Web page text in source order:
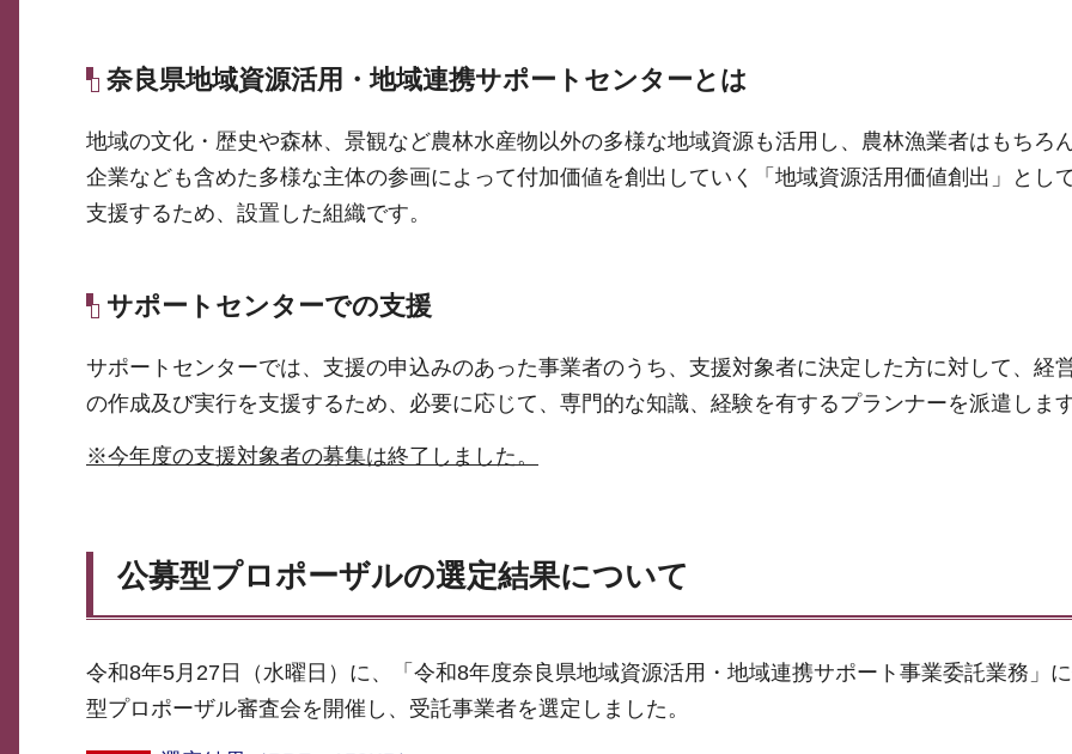
奈良県地域資源活用・地域連携サポートセンターとは
地域の文化・歴史や森林、景観など農林水産物以外の多様な地域資源も活用し、農林漁業者はもちろ
企業なども含めた多様な主体の参画によって付加価値を創出していく「地域資源活用価値創出」とし
支援するため、設置した組織です。
サポートセンターでの支援
サポートセンターでは、支援の申込みのあった事業者のうち、支援対象者に決定した方に対して、経
の作成及び実行を支援するため、必要に応じて、専門的な知識、経験を有するプランナーを派遣します
※今年度の支援対象者の募集は終了しました。
公募型プロポーザルの選定結果について
令和8年5月27日（水曜日）に、「令和8年度奈良県地域資源活用・地域連携サポート事業委託業務」
型プロポーザル審査会を開催し、受託事業者を選定しました。